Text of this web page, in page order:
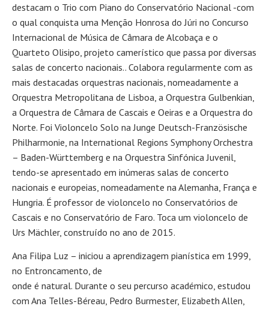
destacam o Trio com Piano do Conservatório Nacional -com
o qual conquista uma Menção Honrosa do Júri no Concurso
Internacional de Música de Câmara de Alcobaça e o
Quarteto Olisipo, projeto camerístico que passa por diversas
salas de concerto nacionais.. Colabora regularmente com as
mais destacadas orquestras nacionais, nomeadamente a
Orquestra Metropolitana de Lisboa, a Orquestra Gulbenkian,
a Orquestra de Câmara de Cascais e Oeiras e a Orquestra do
Norte. Foi Violoncelo Solo na Junge Deutsch-Französische
Philharmonie, na International Regions Symphony Orchestra
– Baden-Württemberg e na Orquestra Sinfónica Juvenil,
tendo-se apresentado em inúmeras salas de concerto
nacionais e europeias, nomeadamente na Alemanha, França e
Hungria. É professor de violoncelo no Conservatórios de
Cascais e no Conservatório de Faro. Toca um violoncelo de
Urs Mächler, construído no ano de 2015.
Ana Filipa Luz – iniciou a aprendizagem pianística em 1999,
no Entroncamento, de
onde é natural. Durante o seu percurso académico, estudou
com Ana Telles-Béreau, Pedro Burmester, Elizabeth Allen,